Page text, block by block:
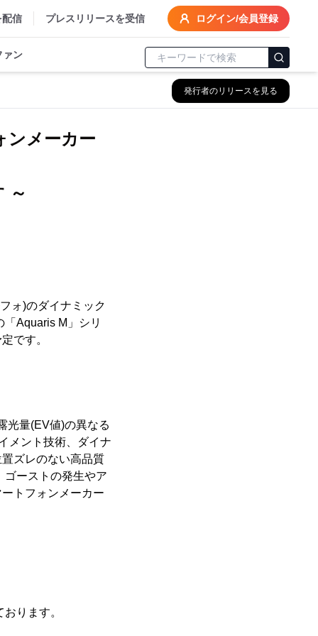
配信 プレスリリースを受信 ログイン/会員登録
ァン
発行者のリリースを見る
ンメーカー
～
ォ)のダイナミック
Aquaris M」シリ
です。
光量(EV値)の異なる
メント技術、ダイナ
ズレのない高品質
ーストの発生やア
トフォンメーカー
ります。